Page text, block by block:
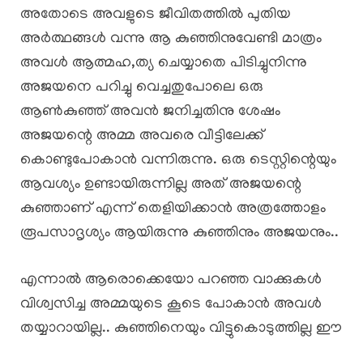
അതോടെ അവളുടെ ജീവിതത്തിൽ പുതിയ
അർത്ഥങ്ങൾ വന്നു ആ കുഞ്ഞിനുവേണ്ടി മാത്രം
അവൾ ആത്മഹ,ത്യ ചെയ്യാതെ പിടിച്ചുനിന്നു
അജയനെ പറിച്ചു വെച്ചതുപോലെ ഒരു
ആൺകുഞ്ഞ് അവൻ ജനിച്ചതിനു ശേഷം
അജയന്റെ അമ്മ അവരെ വീട്ടിലേക്ക്
കൊണ്ടുപോകാൻ വന്നിരുന്നു. ഒരു ടെസ്റ്റിന്റെയും
ആവശ്യം ഉണ്ടായിരുന്നില്ല അത് അജയന്റെ
കുഞ്ഞാണ് എന്ന് തെളിയിക്കാൻ അത്രത്തോളം
രൂപസാദൃശ്യം ആയിരുന്നു കുഞ്ഞിനും അജയനും..
എന്നാൽ ആരൊക്കെയോ പറഞ്ഞ വാക്കുകൾ
വിശ്വസിച്ച അമ്മയുടെ കൂടെ പോകാൻ അവൾ
തയ്യാറായില്ല.. കുഞ്ഞിനെയും വിട്ടുകൊടുത്തില്ല ഈ